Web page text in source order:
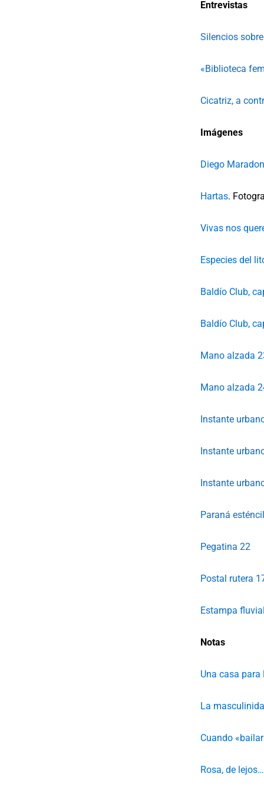
Entrevistas
Silencios
«Biblioteca
Cicatriz, a
Imágenes
Diego
Hartas.
Vivas nos
Especies del
Baldío Club,
Baldío Club,
Mano alzada
Mano alzada
Instante
Instante
Instante
Paraná
Pegatina 22
Postal rutera
Estampa
Notas
Una casa
La
Cuando
Rosa, de